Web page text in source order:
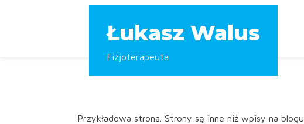
Łukasz Walus
Fizjoterapeuta
Przykładowa strona. Strony są inne niż wpisy na